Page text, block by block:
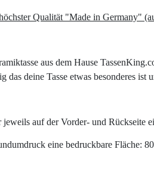
Qualität "Made in Germany"
aus dem Hause
das deine Tasse etwas besonderes
jeweils auf der Vorder- und Rückseite
eine bedruckbare Fläche: